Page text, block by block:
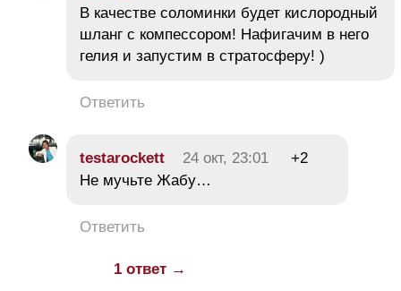
В качестве соломинки будет кислородный
шланг с компессором! Нафигачим в него
гелия и запустим в стратосферу! )
Ответить
testarockett 24 окт, 23:01
+2
Не мучьте Жабу…
Ответить
1 ответ →